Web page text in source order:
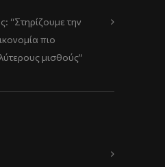
“Στηρίζουμε την
πιο
μισθούς”